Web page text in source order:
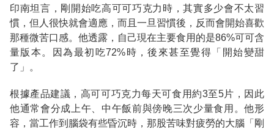
印南坦言，剛開始吃高可可巧克力時，其實多少會不太習
慣，但人很快就會適應，而且一旦習慣後，反而會開始喜歡
那種微苦口感。他透露，自己現在主要食用的是86%可可含
量版本。因為最初吃72%時，後來甚至覺得「開始變甜
了」。
根據產品建議，高可可巧克力每天可食用約3至5片，因此
他通常會分成上午、中午飯前與傍晚三次少量食用。他形
容，當工作到腦袋有些昏沉時，那股苦味對疲勞的大腦「剛